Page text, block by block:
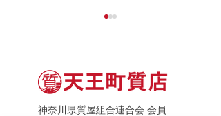
神奈川県質屋組合連合会 会員